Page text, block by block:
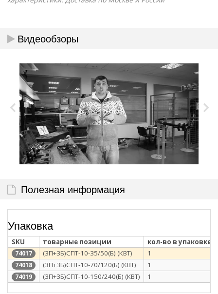
Видеообзоры
Полезная информация
Упаковка
SKU товарные позиции кол-во в упаковке
74017 (3П+3Б)СПТ-10-35/50(Б) (КВТ) 1
74018 (3П+3Б)СПТ-10-70/120(Б) (КВТ) 1
74019 (3П+3Б)СПТ-10-150/240(Б) (КВТ) 1